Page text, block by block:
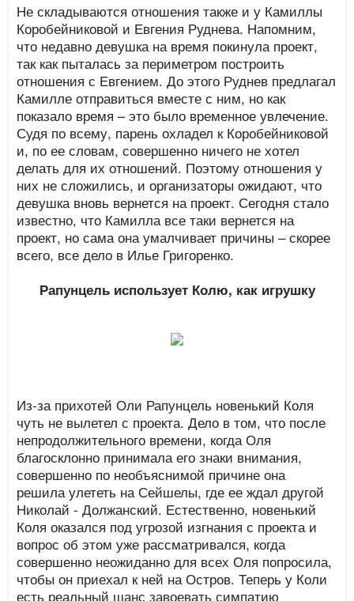
Не складываются отношения также и у Камиллы
Коробейниковой и Евгения Руднева. Напомним,
что недавно девушка на время покинула проект,
так как пыталась за периметром построить
отношения с Евгением. До этого Руднев предлагал
Камилле отправиться вместе с ним, но как
показало время – это было временное увлечение.
Судя по всему, парень охладел к Коробейниковой
и, по ее словам, совершенно ничего не хотел
делать для их отношений. Поэтому отношения у
них не сложились, и организаторы ожидают, что
девушка вновь вернется на проект. Сегодня стало
известно, что Камилла все таки вернется на
проект, но сама она умалчивает причины – скорее
всего, все дело в Илье Григоренко.
Рапунцель использует Колю, как игрушку
Из-за прихотей Оли Рапунцель новенький Коля
чуть не вылетел с проекта. Дело в том, что после
непродолжительного времени, когда Оля
благосклонно принимала его знаки внимания,
совершенно по необъяснимой причине она
решила улететь на Сейшелы, где ее ждал другой
Николай - Должанский. Естественно, новенький
Коля оказался под угрозой изгнания с проекта и
вопрос об этом уже рассматривался, когда
совершенно неожиданно для всех Оля попросила,
чтобы он приехал к ней на Остров. Теперь у Коли
есть реальный шанс завоевать симпатию